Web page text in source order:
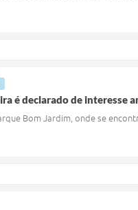
é declarado de interesse
Bom Jardim, onde se